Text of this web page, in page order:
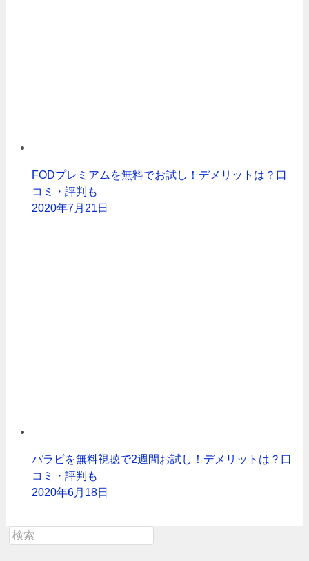
FODプレミアムを無料でお試し！デメリットは？口
コミ・評判も
2020年7月21日
パラビを無料視聴で2週間お試し！デメリットは？口
コミ・評判も
2020年6月18日